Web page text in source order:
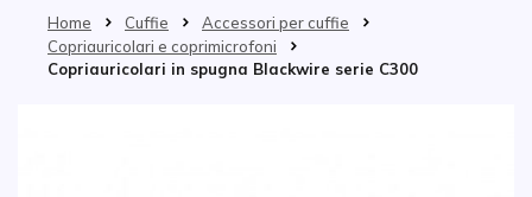
Home Cuffie
Accessori per cuffie
Copriauricolari e coprimicrofoni
Copriauricolari in spugna Blackwire serie C300